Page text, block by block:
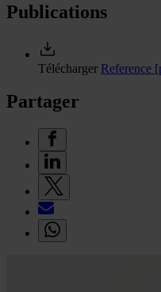
Publications
Télécharger Reference
Partager